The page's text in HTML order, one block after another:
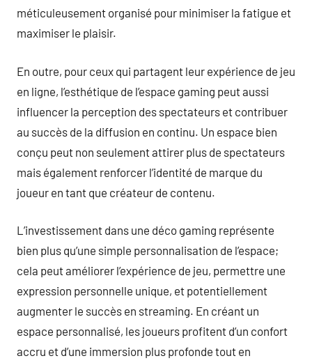
méticuleusement organisé pour minimiser la fatigue et
maximiser le plaisir.
En outre, pour ceux qui partagent leur expérience de jeu
en ligne, l’esthétique de l’espace gaming peut aussi
influencer la perception des spectateurs et contribuer
au succès de la diffusion en continu. Un espace bien
conçu peut non seulement attirer plus de spectateurs
mais également renforcer l’identité de marque du
joueur en tant que créateur de contenu.
L’investissement dans une déco gaming représente
bien plus qu’une simple personnalisation de l’espace;
cela peut améliorer l’expérience de jeu, permettre une
expression personnelle unique, et potentiellement
augmenter le succès en streaming. En créant un
espace personnalisé, les joueurs profitent d’un confort
accru et d’une immersion plus profonde tout en